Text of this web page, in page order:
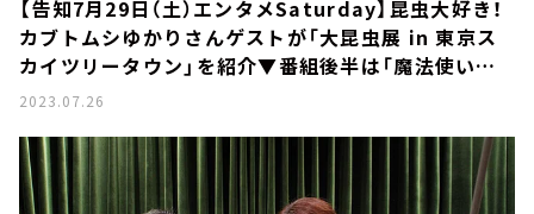
【告知7月29日（土）エンタメSaturday】昆虫大好き！
カブトムシゆかりさんゲストが「大昆虫展 in 東京ス
カイツリータウン」を紹介▼番組後半は「魔法使いア
キットのマジカルラジオ」
2023.07.26